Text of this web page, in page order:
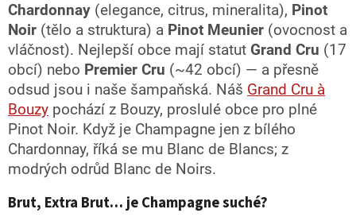
Chardonnay (elegance, citrus, mineralita), Pinot
Noir (tělo a struktura) a Pinot Meunier (ovocnost a
vláčnost). Nejlepší obce mají statut Grand Cru (17
obcí) nebo Premier Cru (~42 obcí) — a přesně
odsud jsou i naše šampaňská. Náš Grand Cru à
Bouzy pochází z Bouzy, proslulé obce pro plné
Pinot Noir. Když je Champagne jen z bílého
Chardonnay, říká se mu Blanc de Blancs; z
modrých odrůd Blanc de Noirs.
Brut, Extra Brut… je Champagne suché?